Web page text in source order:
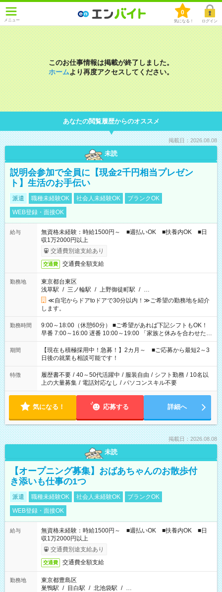
メニュー
0
気になる！ ログイン
このお仕事情報は掲載が終了しました。
ホームより再度アクセスしてください。
あなたの閲覧履歴からのオススメ
掲載日：2026.08.08
未読
説明会参加で全員に【現金2千円相当プレゼン
ト】生活のお手伝い
派遣 職種未経験OK 社会人未経験OK
ブランクOK
WEB登録・面接OK
給与
無資格未経験：時給1500円～ ■週払いOK ■扶養内OK ■日
収1万2000円以上
交通費別途支給あり
交通費 交通費全額支給
勤務地
東京都台東区
浅草駅 / 三ノ輪駅 / 上野御徒町駅 / …
≪自宅からドアtoドアで30分以内！≫ご希望の勤務地を紹介
します。
勤務時間
9:00～18:00（休憩60分） ■ご希望があれば下記シフトもOK！
早番 7:00～16:00 遅番 10:00～19:00 「家族と休みを合わせた
い」 「余裕を持って夕飯の準備がしたい」 「できれば残業はし
たくない」 など、ご希望を教えてくださいね。 ※Wワーク希望
の方へ 今ご覧のお仕事で希望する勤務時間と、もう1つのお仕事
の勤務時間。 合計で週40時間を超える場合は応募できません。
期間
【現在も積極採用中！急募！】2カ月～ ■ご応募から最短2～3
日後の就業も相談可能です！
特徴 履歴書不要 / 40～50代活躍中 / 服装自由 / シフト勤務 / 10名以
上の大量募集 / 電話対応なし / パソコンスキル不要
気になる！ 応募する 詳細へ
掲載日：2026.08.08
未読
【オープニング募集】おばあちゃんのお散歩付
き添いも仕事の1つ
派遣 職種未経験OK 社会人未経験OK
ブランクOK
WEB登録・面接OK
給与
無資格未経験：時給1500円～ ■週払いOK ■扶養内OK ■日
収1万2000円以上
交通費別途支給あり
交通費 交通費全額支給
勤務地
東京都豊島区
巣鴨駅 / 目白駅 / 北池袋駅 / …